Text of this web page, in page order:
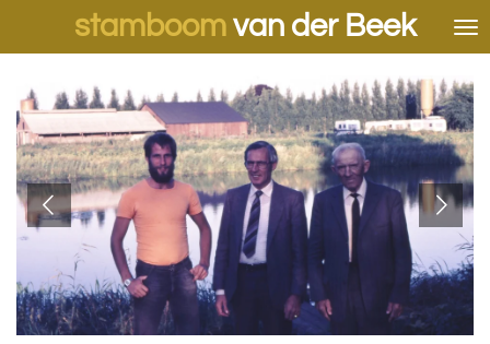
de
hoofdinhoud
stamboomvan der Beek